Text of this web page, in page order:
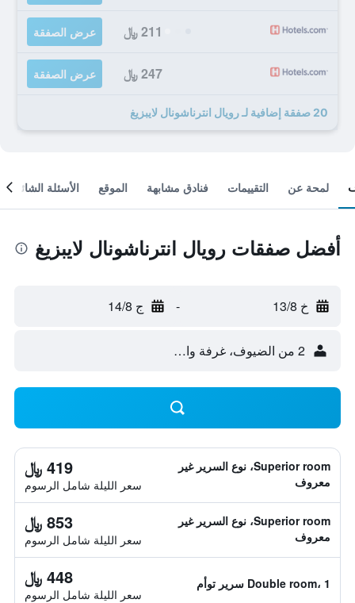
211 ﷼ عرض الصفقة
247 ﷼ عرض الصفقة
20 صفقة إضافية لـ رويال انترناشونال لايبزيغ
لمحة عن التقييمات فنادق مشابهة الموقع الأسئلة الشائعة
أفضل صفقات رويال انترناشونال لايبزيغ
خ 13/8 - ج 14/8
2 من الضيوف، غرفة واحدة
Superior room، نوع السرير غير
معروف
419 ﷼
سعر الليلة شامل الرسوم
Superior room، نوع السرير غير
معروف
853 ﷼
سعر الليلة شامل الرسوم
Double room، 1 سرير توأم 448 ﷼
سعر الليلة شامل الرسوم